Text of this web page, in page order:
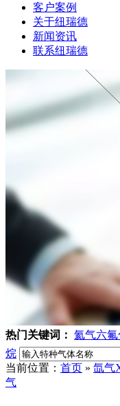
客户案例
关于纽瑞德
新闻资讯
联系纽瑞德
热门关键词： 氦气六
烷
当前位置： 首页 » 氙气
气